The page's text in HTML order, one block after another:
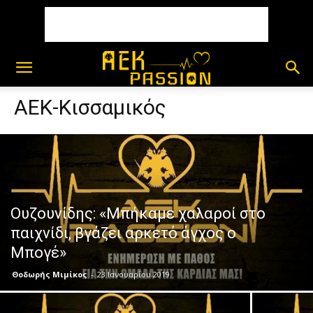
ΑΕΚ-Κισσαμικός
Ουζουνίδης: «Μπήκαμε χαλαροί στο
παιχνίδι, βγάζει αρκετό άγχος ο
Μπογέ»
Θοδωρής Μιμίκος - 23 Ιανουαρίου 2019